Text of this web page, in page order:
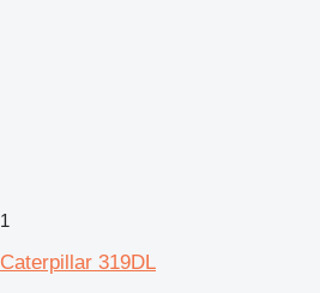
1
Caterpillar 319DL